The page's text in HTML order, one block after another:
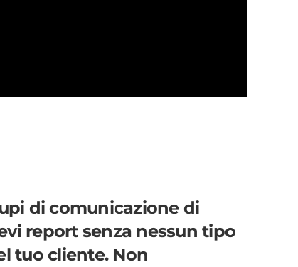
di comunicazione di
report senza nessun tipo
tuo cliente. Non